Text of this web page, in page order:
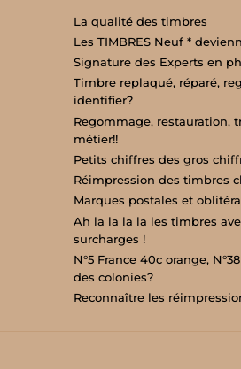
La qualité des timbres
Les TIMBRES Neuf *
Signature des Experts en
Timbre replaqué, réparé,
identifier?
Regommage, restauration,
métier!!
Petits chiffres des gros
Réimpression des timbres
Marques postales et
Ah la la la la les timbres
surcharges !
N°5 France 40c orange,
des colonies?
Reconnaître les